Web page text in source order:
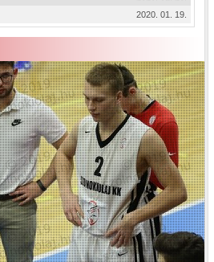
2020. 01. 19.